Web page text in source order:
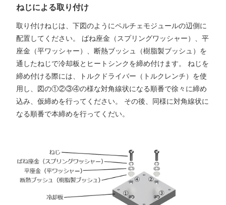
ねじによる取り付け
取り付けねじは、下図のようにペルチェモジュールの辺側に
配置してください。 ばね座金（スプリングワッシャー）、平
座金（平ワッシャー）、断熱ブッシュ（樹脂製ブッシュ）を
通したねじで冷却板とヒートシンクを締め付けます。 ねじを
締め付ける際には、トルクドライバー（トルクレンチ）を使
用し、図の①②③④の様な対角線状になる順番で徐々に締め
込み、仮締めを行ってください。 その後、同様に対角線状に
なる順番で本締めを行ってくだい。